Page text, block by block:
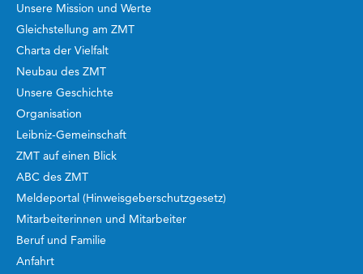
Unsere Mission und Werte
Gleichstellung am ZMT
Charta der Vielfalt
Neubau des ZMT
Unsere Geschichte
Organisation
Leibniz-Gemeinschaft
ZMT auf einen Blick
ABC des ZMT
Meldeportal (Hinweisgeberschutzgesetz)
Mitarbeiterinnen und Mitarbeiter
Beruf und Familie
Anfahrt